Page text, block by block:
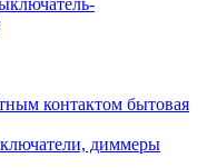
контактом бытовая
диммеры